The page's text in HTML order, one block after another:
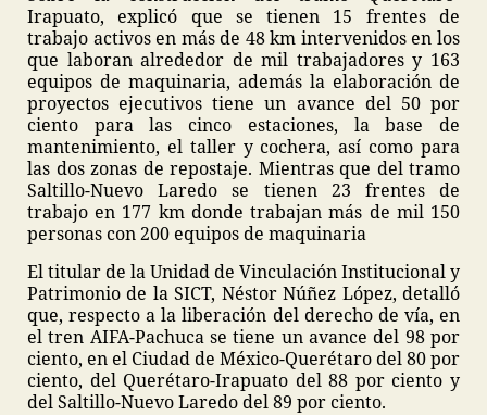
Irapuato, explicó que se tienen 15 frentes de
trabajo activos en más de 48 km intervenidos en los
que laboran alrededor de mil trabajadores y 163
equipos de maquinaria, además la elaboración de
proyectos ejecutivos tiene un avance del 50 por
ciento para las cinco estaciones, la base de
mantenimiento, el taller y cochera, así como para
las dos zonas de repostaje. Mientras que del tramo
Saltillo-Nuevo Laredo se tienen 23 frentes de
trabajo en 177 km donde trabajan más de mil 150
personas con 200 equipos de maquinaria
El titular de la Unidad de Vinculación Institucional y
Patrimonio de la SICT, Néstor Núñez López, detalló
que, respecto a la liberación del derecho de vía, en
el tren AIFA-Pachuca se tiene un avance del 98 por
ciento, en el Ciudad de México-Querétaro del 80 por
ciento, del Querétaro-Irapuato del 88 por ciento y
del Saltillo-Nuevo Laredo del 89 por ciento.